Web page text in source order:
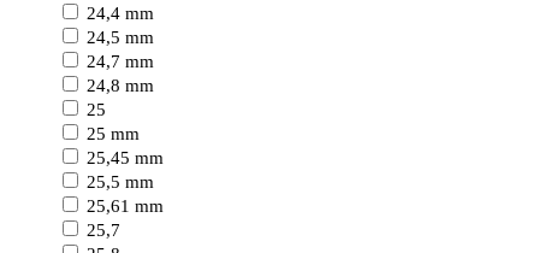
24,4 mm
24,5 mm
24,7 mm
24,8 mm
25
25 mm
25,45 mm
25,5 mm
25,61 mm
25,7